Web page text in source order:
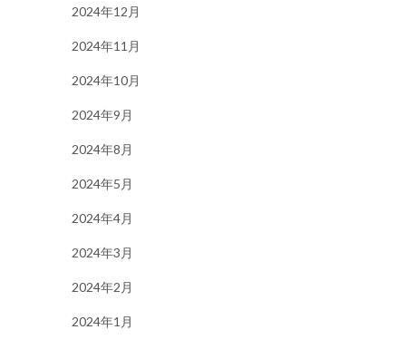
2024年12月
2024年11月
2024年10月
2024年9月
2024年8月
2024年5月
2024年4月
2024年3月
2024年2月
2024年1月